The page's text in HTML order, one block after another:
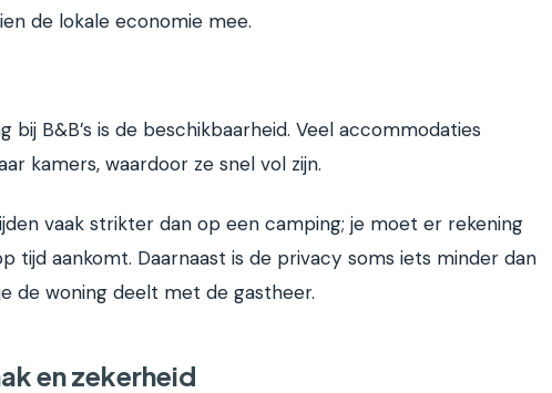
de lokale economie mee.
bij B&B’s is de beschikbaarheid. Veel accommodaties
kamers, waardoor ze snel vol zijn.
vaak strikter dan op een camping; je moet er rekening
tijd aankomt. Daarnaast is de privacy soms iets minder dan
de woning deelt met de gastheer.
en zekerheid